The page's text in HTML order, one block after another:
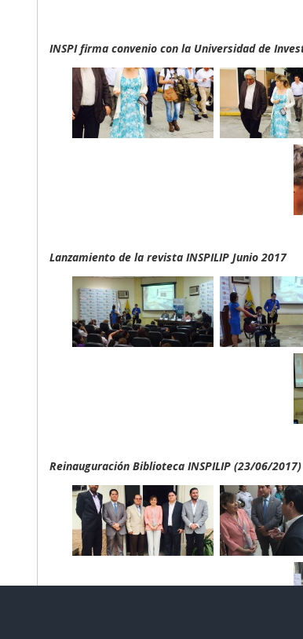
INSPI firma convenio con la Universidad de
Lanzamiento de la revista INSPILIP Junio 2017
Reinauguración Biblioteca INSPILIP (23/06/2017)